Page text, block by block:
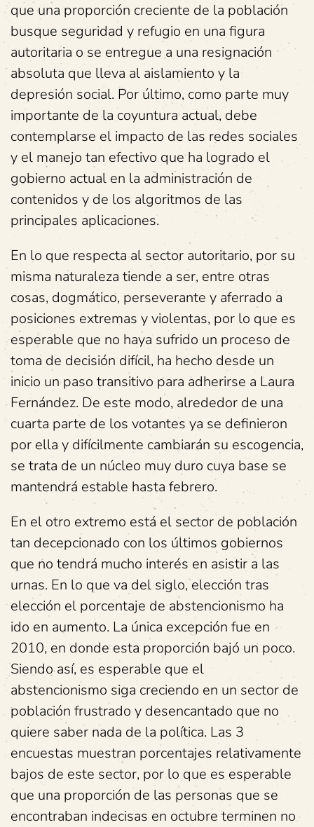
que una proporción creciente de la población
busque seguridad y refugio en una figura
autoritaria o se entregue a una resignación
absoluta que lleva al aislamiento y la
depresión social. Por último, como parte muy
importante de la coyuntura actual, debe
contemplarse el impacto de las redes sociales
y el manejo tan efectivo que ha logrado el
gobierno actual en la administración de
contenidos y de los algoritmos de las
principales aplicaciones.
En lo que respecta al sector autoritario, por su
misma naturaleza tiende a ser, entre otras
cosas, dogmático, perseverante y aferrado a
posiciones extremas y violentas, por lo que es
esperable que no haya sufrido un proceso de
toma de decisión difícil, ha hecho desde un
inicio un paso transitivo para adherirse a Laura
Fernández. De este modo, alrededor de una
cuarta parte de los votantes ya se definieron
por ella y difícilmente cambiarán su escogencia,
se trata de un núcleo muy duro cuya base se
mantendrá estable hasta febrero.
En el otro extremo está el sector de población
tan decepcionado con los últimos gobiernos
que no tendrá mucho interés en asistir a las
urnas. En lo que va del siglo, elección tras
elección el porcentaje de abstencionismo ha
ido en aumento. La única excepción fue en
2010, en donde esta proporción bajó un poco.
Siendo así, es esperable que el
abstencionismo siga creciendo en un sector de
población frustrado y desencantado que no
quiere saber nada de la política. Las 3
encuestas muestran porcentajes relativamente
bajos de este sector, por lo que es esperable
que una proporción de las personas que se
encontraban indecisas en octubre terminen no